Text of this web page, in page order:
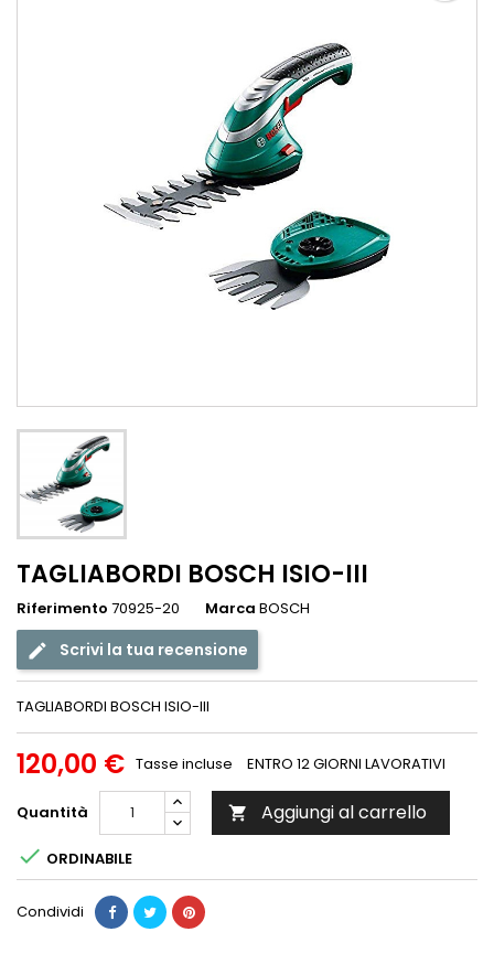
TAGLIABORDI BOSCH ISIO-III
Riferimento 70925-20 Marca BOSCH
Scrivi la tua recensione
TAGLIABORDI BOSCH ISIO-III
120,00 € Tasse incluse ENTRO 12 GIORNI LAVORATIVI
Quantità  Aggiungi al carrello
 ORDINABILE
Condividi